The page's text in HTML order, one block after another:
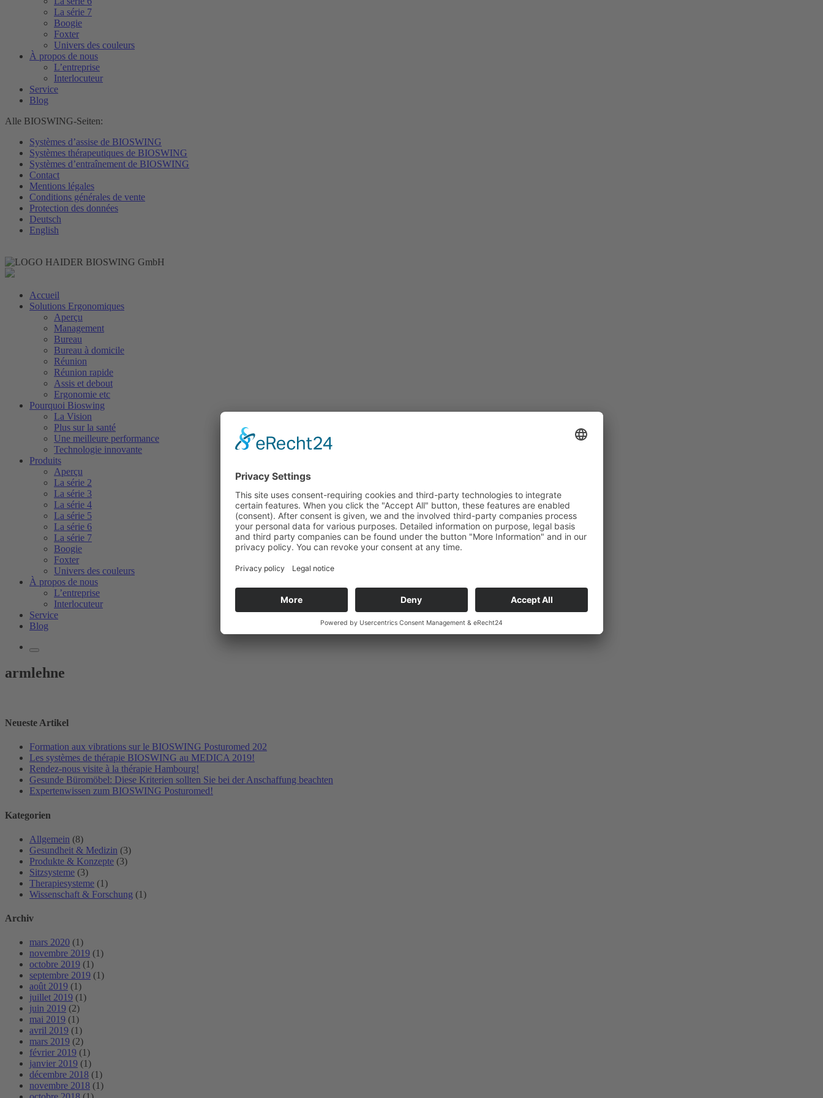
La série 7
Boogie
Foxter
Univers des couleurs
À propos de nous
L’entreprise
Interlocuteur
Service
Blog
Alle BIOSWING-Seiten:
Systèmes d’assise de BIOSWING
Systèmes thérapeutiques de BIOSWING
Systèmes d’entraînement de BIOSWING
Contact
Mentions légales
Conditions générales de vente
Protection des données
Deutsch
English
Accueil
Solutions Ergonomiques
Aperçu
Management
Bureau
Bureau à domicile
Réunion
Réunion rapide
Assis et debout
Ergonomie etc
Pourquoi Bioswing
La Vision
Plus sur la santé
Une meilleure performance
Technologie innovante
Produits
Aperçu
La série 2
La série 3
La série 4
La série 5
La série 6
La série 7
Boogie
Foxter
Univers des couleurs
À propos de nous
L’entreprise
Interlocuteur
Service
Blog
armlehne
Neueste Artikel
Formation aux vibrations sur le BIOSWING Posturomed 202
Les systèmes de thérapie BIOSWING au MEDICA 2019!
Rendez-nous visite à la thérapie Hambourg!
Gesunde Büromöbel: Diese Kriterien sollten Sie bei der Anschaffung beachten
Expertenwissen zum BIOSWING Posturomed!
Kategorien
Allgemein (8)
Gesundheit & Medizin (3)
Produkte & Konzepte (3)
Sitzsysteme (3)
Therapiesysteme (1)
Wissenschaft & Forschung (1)
Archiv
mars 2020 (1)
novembre 2019 (1)
octobre 2019 (1)
septembre 2019 (1)
août 2019 (1)
juillet 2019 (1)
juin 2019 (2)
mai 2019 (1)
avril 2019 (1)
mars 2019 (2)
février 2019 (1)
janvier 2019 (1)
décembre 2018 (1)
novembre 2018 (1)